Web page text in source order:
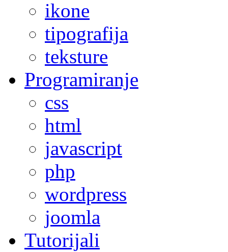
ikone
tipografija
teksture
Programiranje
css
html
javascript
php
wordpress
joomla
Tutorijali